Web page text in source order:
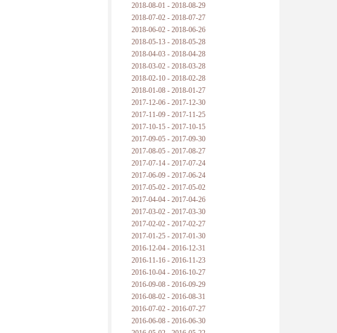
2018-08-01 - 2018-08-29
2018-07-02 - 2018-07-27
2018-06-02 - 2018-06-26
2018-05-13 - 2018-05-28
2018-04-03 - 2018-04-28
2018-03-02 - 2018-03-28
2018-02-10 - 2018-02-28
2018-01-08 - 2018-01-27
2017-12-06 - 2017-12-30
2017-11-09 - 2017-11-25
2017-10-15 - 2017-10-15
2017-09-05 - 2017-09-30
2017-08-05 - 2017-08-27
2017-07-14 - 2017-07-24
2017-06-09 - 2017-06-24
2017-05-02 - 2017-05-02
2017-04-04 - 2017-04-26
2017-03-02 - 2017-03-30
2017-02-02 - 2017-02-27
2017-01-25 - 2017-01-30
2016-12-04 - 2016-12-31
2016-11-16 - 2016-11-23
2016-10-04 - 2016-10-27
2016-09-08 - 2016-09-29
2016-08-02 - 2016-08-31
2016-07-02 - 2016-07-27
2016-06-08 - 2016-06-30